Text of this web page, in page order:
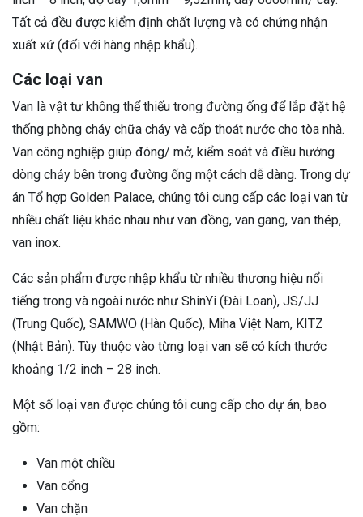
Tất cả đều được kiểm định chất lượng và có chứng nhận
xuất xứ (đối với hàng nhập khẩu).
Các loại van
Van là vật tư không thể thiếu trong đường ống để lắp đặt hệ
thống phòng cháy chữa cháy và cấp thoát nước cho tòa nhà.
Van công nghiệp giúp đóng/ mở, kiểm soát và điều hướng
dòng chảy bên trong đường ống một cách dễ dàng. Trong dự
án Tổ hợp Golden Palace, chúng tôi cung cấp các loại van từ
nhiều chất liệu khác nhau như van đồng, van gang, van thép,
van inox.
Các sản phẩm được nhập khẩu từ nhiều thương hiệu nổi
tiếng trong và ngoài nước như ShinYi (Đài Loan), JS/JJ
(Trung Quốc), SAMWO (Hàn Quốc), Miha Việt Nam, KITZ
(Nhật Bản). Tùy thuộc vào từng loại van sẽ có kích thước
khoảng 1/2 inch – 28 inch.
Một số loại van được chúng tôi cung cấp cho dự án, bao
gồm:
Van một chiều
Van cổng
Van chặn